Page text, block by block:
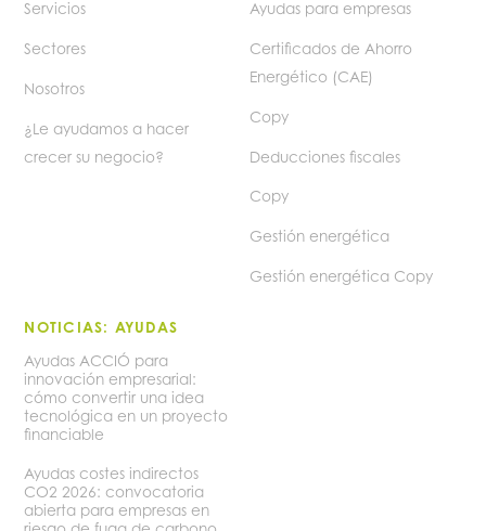
Servicios
Sectores
Nosotros
¿Le ayudamos a hacer
crecer su negocio?
Ayudas para empresas
Certificados de Ahorro
Energético (CAE)
Copy
Deducciones fiscales
Copy
Gestión energética
Gestión energética Copy
NOTICIAS: AYUDAS
Ayudas ACCIÓ para
innovación empresarial:
cómo convertir una idea
tecnológica en un proyecto
financiable
Ayudas costes indirectos
CO2 2026: convocatoria
abierta para empresas en